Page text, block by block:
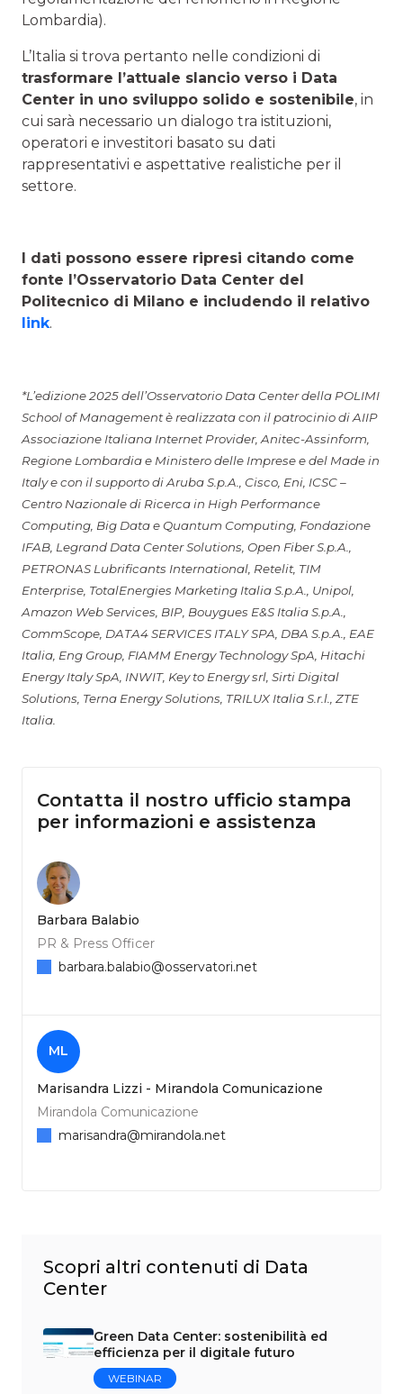
Lombardia).
L’Italia si trova pertanto nelle condizioni di
trasformare l’attuale slancio verso i Data
Center in uno sviluppo solido e sostenibile, in
cui sarà necessario un dialogo tra istituzioni,
operatori e investitori basato su dati
rappresentativi e aspettative realistiche per il
settore.
I dati possono essere ripresi citando come
fonte l’Osservatorio Data Center del
Politecnico di Milano e includendo il relativo
link.
*L’edizione 2025 dell’Osservatorio Data Center della POLIMI
School of Management è realizzata con il patrocinio di AIIP
Associazione Italiana Internet Provider, Anitec-Assinform,
Regione Lombardia e Ministero delle Imprese e del Made in
Italy e con il supporto di Aruba S.p.A., Cisco, Eni, ICSC –
Centro Nazionale di Ricerca in High Performance
Computing, Big Data e Quantum Computing, Fondazione
IFAB, Legrand Data Center Solutions, Open Fiber S.p.A.,
PETRONAS Lubrificants International, Retelit, TIM
Enterprise, TotalEnergies Marketing Italia S.p.A., Unipol,
Amazon Web Services, BIP, Bouygues E&S Italia S.p.A.,
CommScope, DATA4 SERVICES ITALY SPA, DBA S.p.A., EAE
Italia, Eng Group, FIAMM Energy Technology SpA, Hitachi
Energy Italy SpA, INWIT, Key to Energy srl, Sirti Digital
Solutions, Terna Energy Solutions, TRILUX Italia S.r.l., ZTE
Italia.
Contatta il nostro ufficio stampa
per informazioni e assistenza
Barbara Balabio
PR & Press Officer
barbara.balabio@osservatori.net
ML
Marisandra Lizzi - Mirandola Comunicazione
Mirandola Comunicazione
marisandra@mirandola.net
Scopri altri contenuti di Data
Center
Green Data Center: sostenibilità ed
efficienza per il digitale futuro
WEBINAR